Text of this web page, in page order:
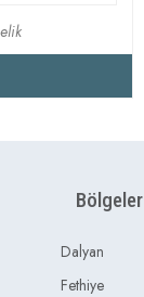
Bölgeler
Dalyan
Fethiye